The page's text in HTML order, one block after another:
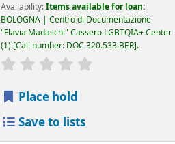
Availability:Items available for loan:
BOLOGNA | Centro di Documentazione
"Flavia Madaschi" Cassero LGBTQIA+ Center
(1) Call number: DOC 320.533 BER .
star rating
Place hold
Save to lists